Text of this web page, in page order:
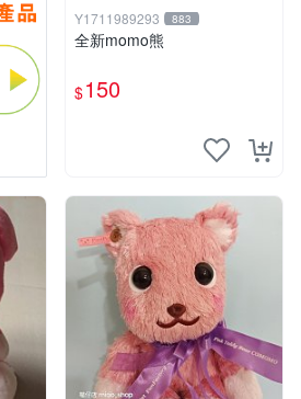
Y1711989293 883
全新momo熊
$150